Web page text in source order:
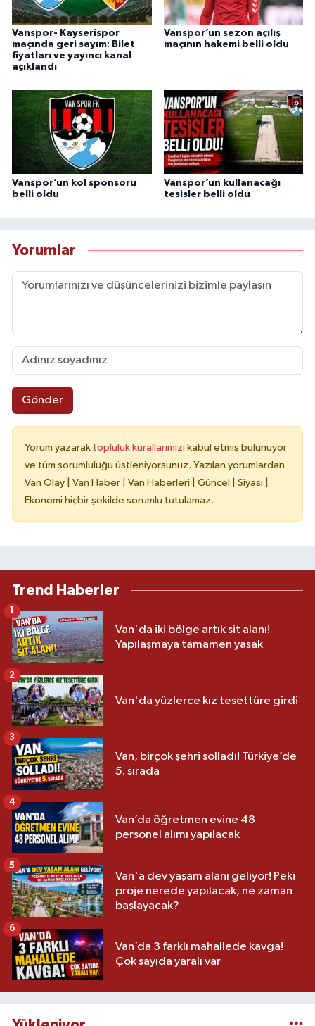
Vanspor- Kayserispor
maçında geri sayım: Bilet
fiyatları ve yayıncı kanal
açıklandı
Vanspor’un sezon açılış
maçının hakemi belli oldu
Vanspor’un kol sponsoru
belli oldu
Vanspor’un kullanacağı
tesisler belli oldu
Yorumlar
Gönder
Yorum yazarak topluluk kurallarımızı kabul etmiş bulunuyor
ve tüm sorumluluğu üstleniyorsunuz. Yazılan yorumlardan
Van Olay | Van Haber | Van Haberleri | Güncel | Siyasi |
Ekonomi hiçbir şekilde sorumlu tutulamaz.
Trend Haberler
Van'da iki bölge artık sit alanı!
Yapılaşmaya tamamen yasak
Van'da yüzlerce kız tesettüre girdi
2
Van, birçok şehri solladı! Türkiye’de
5. sırada
3
Van’da öğretmen evine 48
personel alımı yapılacak
4
Van'a dev yaşam alanı geliyor! Peki
proje nerede yapılacak, ne zaman
başlayacak?
5
Van’da 3 farklı mahallede kavga!
Çok sayıda yaralı var
6